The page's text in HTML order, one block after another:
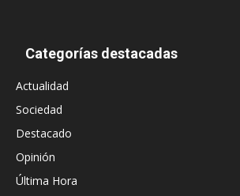
Categorías destacadas
Actualidad
Sociedad
Destacado
Opinión
Última Hora